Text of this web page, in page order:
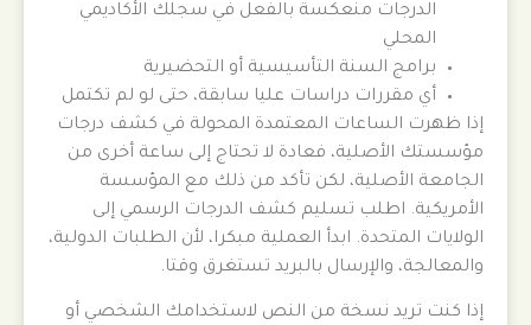
الدرجات منعكسة بالفعل في سجلك الأكاديمي
المحلي
برامج السنة التأسيسية أو التحضيرية
أي مقررات دراسات عليا سابقة، حتى لو لم تكتمل
إذا ظهرت الساعات المعتمدة المحولة في كشف درجات
مؤسستك الأصلية، فعادة لا تحتاج إلى ساعة أخرى من
الجامعة الأصلية، لكن تأكد من ذلك مع المؤسسة
الأمريكية. اطلب تسليم كشف الدرجات الرسمي إلى
الولايات المتحدة. ابدأ العملية مبكرا، لأن الطلبات الدولية،
والمعالجة، والإرسال بالبريد تستغرق وقتا.
إذا كنت تريد نسخة من النص لاستخدامك الشخصي أو